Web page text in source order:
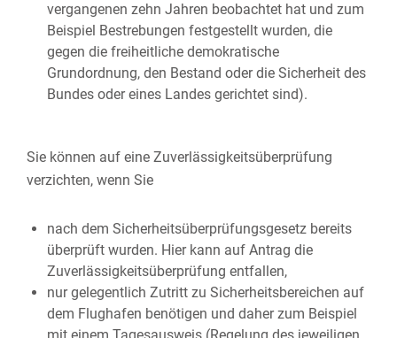
vergangenen zehn Jahren beobachtet hat und zum
Beispiel Bestrebungen festgestellt wurden, die
gegen die freiheitliche demokratische
Grundordnung, den Bestand oder die Sicherheit des
Bundes oder eines Landes gerichtet sind).
Sie können auf eine Zuverlässigkeitsüberprüfung
verzichten, wenn Sie
nach dem Sicherheitsüberprüfungsgesetz bereits
überprüft wurden. Hier kann auf Antrag die
Zuverlässigkeitsüberprüfung entfallen,
nur gelegentlich Zutritt zu Sicherheitsbereichen auf
dem Flughafen benötigen und daher zum Beispiel